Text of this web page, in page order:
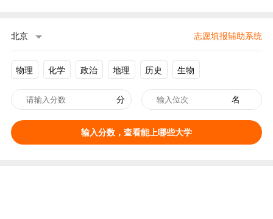
北京 志愿填报辅助系统
物理 化学 政治 地理 历史 生物
分 名
输入分数，查看能上哪些大学